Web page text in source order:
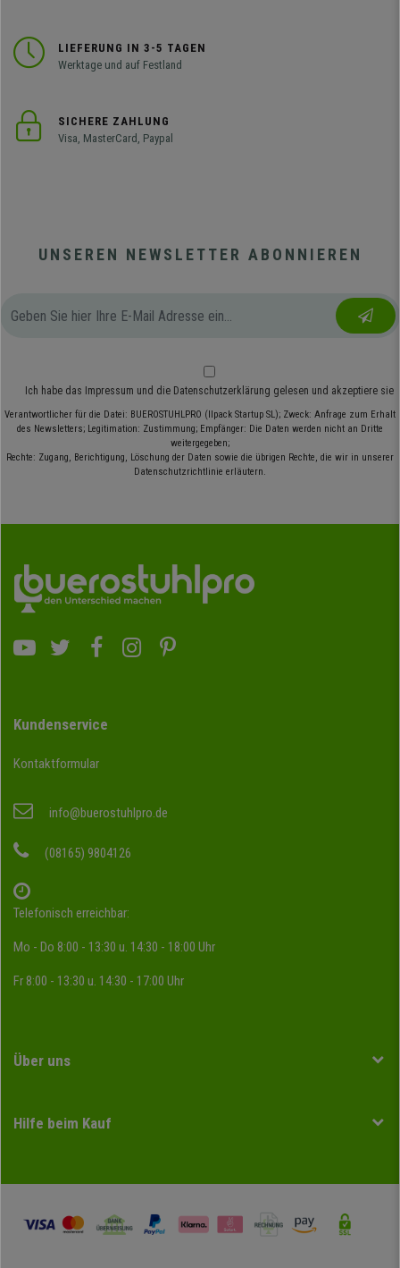
LIEFERUNG IN 3-5 TAGEN
Werktage und auf Festland
SICHERE ZAHLUNG
Visa, MasterCard, Paypal
UNSEREN NEWSLETTER ABONNIEREN
Ich habe das Impressum und die Datenschutzerklärung gelesen und akzeptiere sie
Verantwortlicher für die Datei: BUEROSTUHLPRO (Ilpack Startup SL); Zweck: Anfrage zum Erhalt
des Newsletters; Legitimation: Zustimmung; Empfänger: Die Daten werden nicht an Dritte
weitergegeben;
Rechte: Zugang, Berichtigung, Löschung der Daten sowie die übrigen Rechte, die wir in unserer
Datenschutzrichtlinie erläutern.
Kundenservice
Kontaktformular
info@buerostuhlpro.de
(08165) 9804126
Telefonisch erreichbar:
Mo - Do 8:00 - 13:30 u. 14:30 - 18:00 Uhr
Fr 8:00 - 13:30 u. 14:30 - 17:00 Uhr
Über uns
Hilfe beim Kauf